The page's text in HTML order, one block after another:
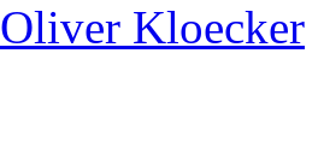
Oliver Kloecker